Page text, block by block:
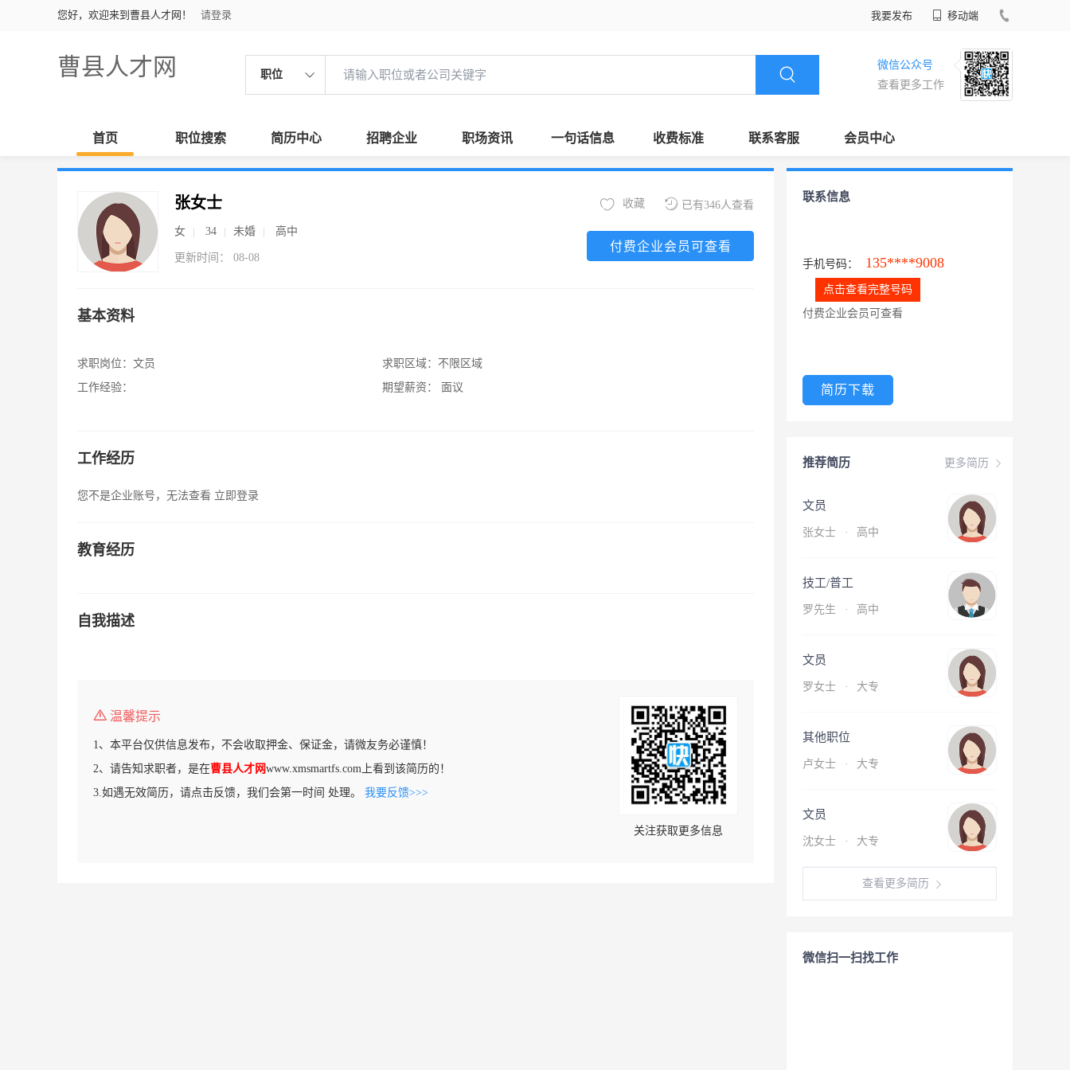
您好，欢迎来到曹县人才网！ 请登录 我要发布 移动端
曹县人才网 职位
微信公众号
查看更多工作
首页 职位搜索 简历中心 招聘企业 职场资讯 一句话信息 收费标准 联系客服 会员中心
张女士
女 34 未婚 高中
更新时间： 08-08
已有346人查看
收藏
付费企业会员可查看
基本资料
求职岗位： 文员
工作经验：
求职区域： 不限区域
期望薪资：
面议
工作经历
您不是企业账号，无法查看 立即登录
教育经历
自我描述
温馨提示
1、本平台仅供信息发布，不会收取押金、保证金，请微友务必谨慎！
2、请告知求职者，是在曹县人才网www.xmsmartfs.com上看到该简历的！
3.如遇无效简历，请点击反馈，我们会第一时间 处理。 我要反馈>>>
关注获取更多信息
联系信息
手机号码： 135****9008
点击查看完整号码
付费企业会员可查看
简历下载
更多简历
推荐简历
文员
张女士 · 高中
技工/普工
罗先生 · 高中
文员
罗女士 · 大专
其他职位
卢女士 · 大专
文员
沈女士 · 大专
查看更多简历
微信扫一扫找工作